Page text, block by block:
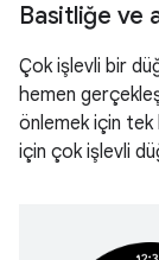
Basitliğe ve
Çok işlevli bir
hemen
önlemek için
için çok işlevli